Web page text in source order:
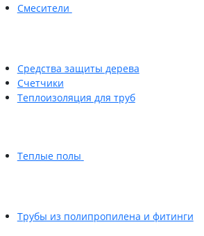
Смесители
Средства защиты дерева
Счетчики
Теплоизоляция для труб
Теплые полы
Трубы из полипропилена и фитинги